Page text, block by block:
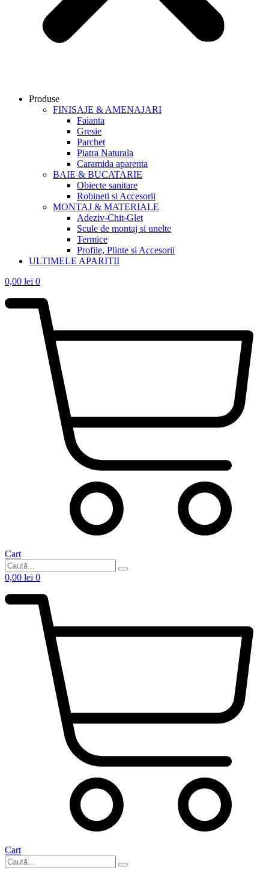
Produse
FINISAJE & AMENAJARI
Faianta
Gresie
Parchet
Piatra Naturala
Caramida aparenta
BAIE & BUCATARIE
Obiecte sanitare
Robineti si Accesorii
MONTAJ & MATERIALE
Adeziv-Chit-Glet
Scule de montaj si unelte
Termice
Profile, Plinte si Accesorii
ULTIMELE APARITII
0,00 lei 0
Cart
0,00 lei 0
Cart